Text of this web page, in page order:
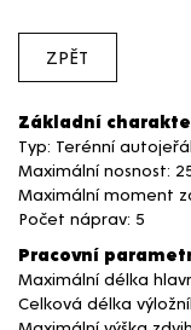
ZPĚT
Základní
Typ: Terénní
Maximální nosnost:
Maximální moment
Počet náprav: 5
Pracovní
Maximální délka
Celková délka